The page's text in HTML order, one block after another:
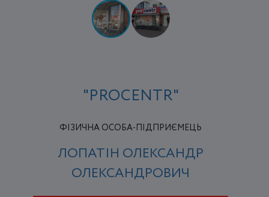
"PROCENTR"
ФІЗИЧНА ОСОБА-ПІДПРИЄМЕЦЬ
ЛОПАТІН ОЛЕКСАНДР
ОЛЕКСАНДРОВИЧ